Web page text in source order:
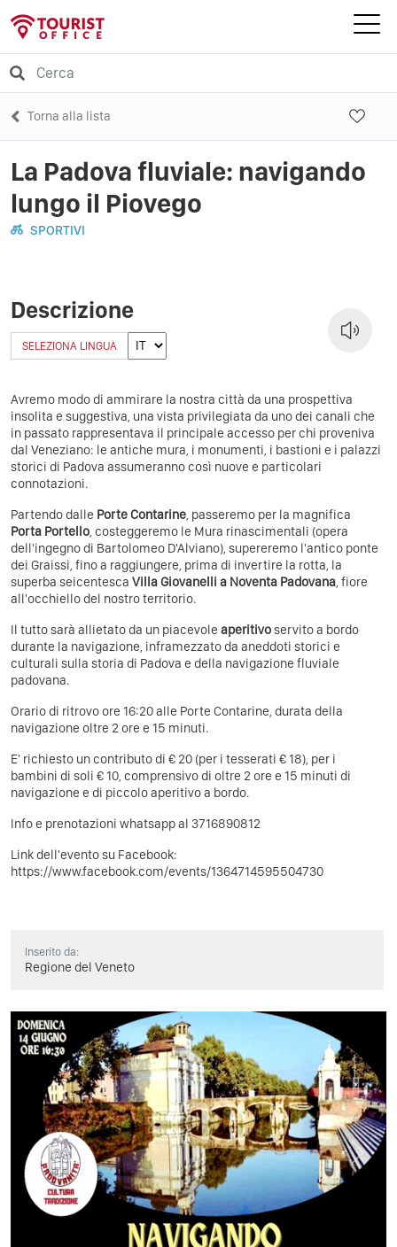
Torna alla lista
La Padova fluviale: navigando
lungo il Piovego
SPORTIVI
Descrizione
SELEZIONA LINGUA
Avremo modo di ammirare la nostra città da una prospettiva
insolita e suggestiva, una vista privilegiata da uno dei canali che
in passato rappresentava il principale accesso per chi proveniva
dal Veneziano: le antiche mura, i monumenti, i bastioni e i palazzi
storici di Padova assumeranno così nuove e particolari
connotazioni.
Partendo dalle Porte Contarine , passeremo per la magnifica
Porta Portello , costeggeremo le Mura rinascimentali (opera
dell'ingegno di Bartolomeo D'Alviano), supereremo l'antico ponte
dei Graissi, fino a raggiungere, prima di invertire la rotta, la
superba seicentesca Villa Giovanelli a Noventa Padovana , fiore
all'occhiello del nostro territorio.
Il tutto sarà allietato da un piacevole aperitivoservito a bordo
durante la navigazione, inframezzato da aneddoti storici e
culturali sulla storia di Padova e della navigazione fluviale
padovana.
Orario di ritrovo ore 16:20 alle Porte Contarine, durata della
navigazione oltre 2 ore e 15 minuti.
E' richiesto un contributo di € 20 (per i tesserati € 18), per i
bambini di soli € 10, comprensivo di oltre 2 ore e 15 minuti di
navigazione e di piccolo aperitivo a bordo.
Info e prenotazioni whatsapp al 3716890812
Link dell'evento su Facebook:
https://www.facebook.com/events/1364714595504730
Inserito da:
Regione del Veneto
Previous Next